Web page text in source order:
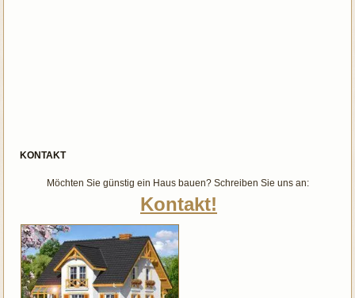
KONTAKT
Möchten Sie günstig ein Haus bauen? Schreiben Sie uns an:
Kontakt!